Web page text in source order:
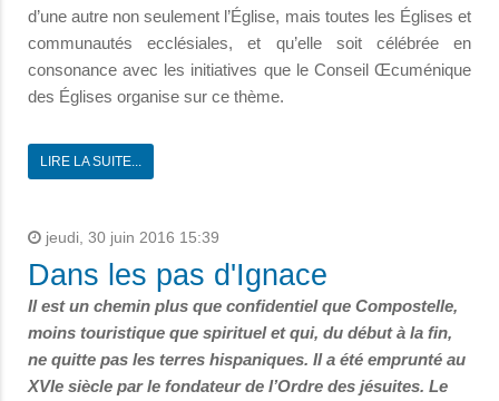
d’une autre non seulement l’Église, mais toutes les Églises et
communautés ecclésiales, et qu’elle soit célébrée en
consonance avec les initiatives que le Conseil Œcuménique
des Églises organise sur ce thème.
LIRE LA SUITE...
jeudi, 30 juin 2016 15:39
Dans les pas d'Ignace
Il est un chemin plus que confidentiel que Compostelle,
moins touristique que spirituel et qui, du début à la fin,
ne quitte pas les terres hispaniques. Il a été emprunté au
XVIe siècle par le fondateur de l’Ordre des jésuites. Le